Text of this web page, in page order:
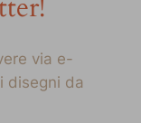
via e-
disegni da